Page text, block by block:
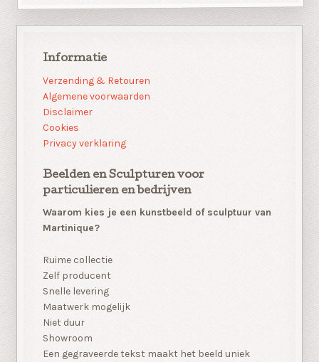
Informatie
Verzending & Retouren
Algemene voorwaarden
Disclaimer
Cookies
Privacy verklaring
Beelden en Sculpturen voor
particulieren en bedrijven
Waarom kies je een kunstbeeld of sculptuur van
Martinique?
Ruime collectie
Zelf producent
Snelle levering
Maatwerk mogelijk
Niet duur
Showroom
Een gegraveerde tekst maakt het beeld uniek